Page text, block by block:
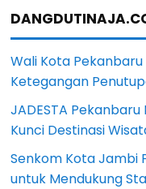
Wali Kota
Ketegangan
JADESTA
Kunci Destinasi
Senkom Kota Jambi
untuk Mendukung